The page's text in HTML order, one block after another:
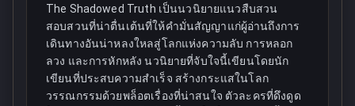
The Shadowed Truth เป็นนวนิยายแนวสืบสวน
สอบสวนที่น่าตื่นเต้นที่ให้คำมั่นสัญญาแก่ผู้อ่านถึงการ
เดินทางอันน่าหลงใหลสู่โลกแห่งความลับ การหลอก
ลวง และการหักหลัง นวนิยายที่จับใจนี้เขียนโดยนัก
เขียนที่ประสบความสำเร็จ สร้างกระแสในโลก
วรรณกรรมด้วยพล็อตเรื่องที่น่าสนใจ ตัวละครที่ดึงดูด